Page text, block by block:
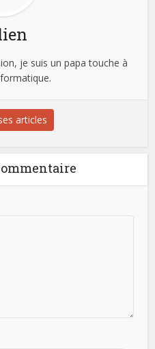
je suis un papa touche à
articles